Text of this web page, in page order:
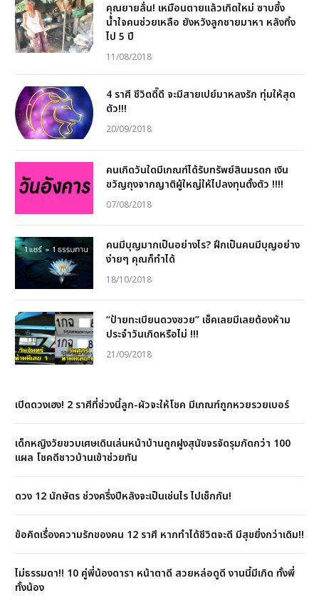
คุณยายลั่น! เหมือนตายแล้วเกิดใหม่ ซาบซึ้ง
น้ำใจคนช่วยเหลือ ยังหวังลูกชายมาหา หลังทิ้ง
ไป 5 ปี
11/08/2018
4 ราศี ชีวิตดี๊ดี จะมีสายเปย์มาหลงรัก ทุ่มให้สุด
ตัว!!!
20/09/2018
คนเกิดวันใดมีเกณฑ์ได้รับทรัพย์สินมรดก เงิน
ขวัญถุงจากญาติผู้ใหญ่ให้ไปลงทุนตั้งตัว !!!!
07/08/2018
คนมีบุญมากเป็นอย่างไร? ฝึกเป็นคนมีบุญอย่าง
ง่ายๆ คุณก็ทำได้
18/10/2018
“ป้ายทะเบียนดวงซวย” เช็คเลยมีเลยต้องห้าม
ประจำวันเกิดหรือไม่ !!!
21/09/2018
เปิดดวงเฮง! 2 ราศีที่ช่วงนี้ลูก-ผัวจะให้โชค มีเกณฑ์ถูกหวยรวยเบอร์
เด็กหญิงวัยขวบเศษเดินเล่นหน้าบ้านถูกฝูงสุนัขจรจัดรุมกัดกว่า 100
แผล โชคดีชาวบ้านเข้าช่วยทัน
ดวง 12 นักษัตร ช่วงครึ่งปีหลังจะเป็นเช่นไร ไปเช็กกัน!
ข้อคิดเรื่องความรักของคน 12 ราศี หากทำได้ชีวิตจะดี มีสุขยิ่งกว่าเดิม!!
ไม่ธรรมดา!! 10 คู่พี่น้องดารา หน้าตาดี สวยหล่อดูดี งานนี้มีเกิด ทั้งพี่
ทั้งน้อง